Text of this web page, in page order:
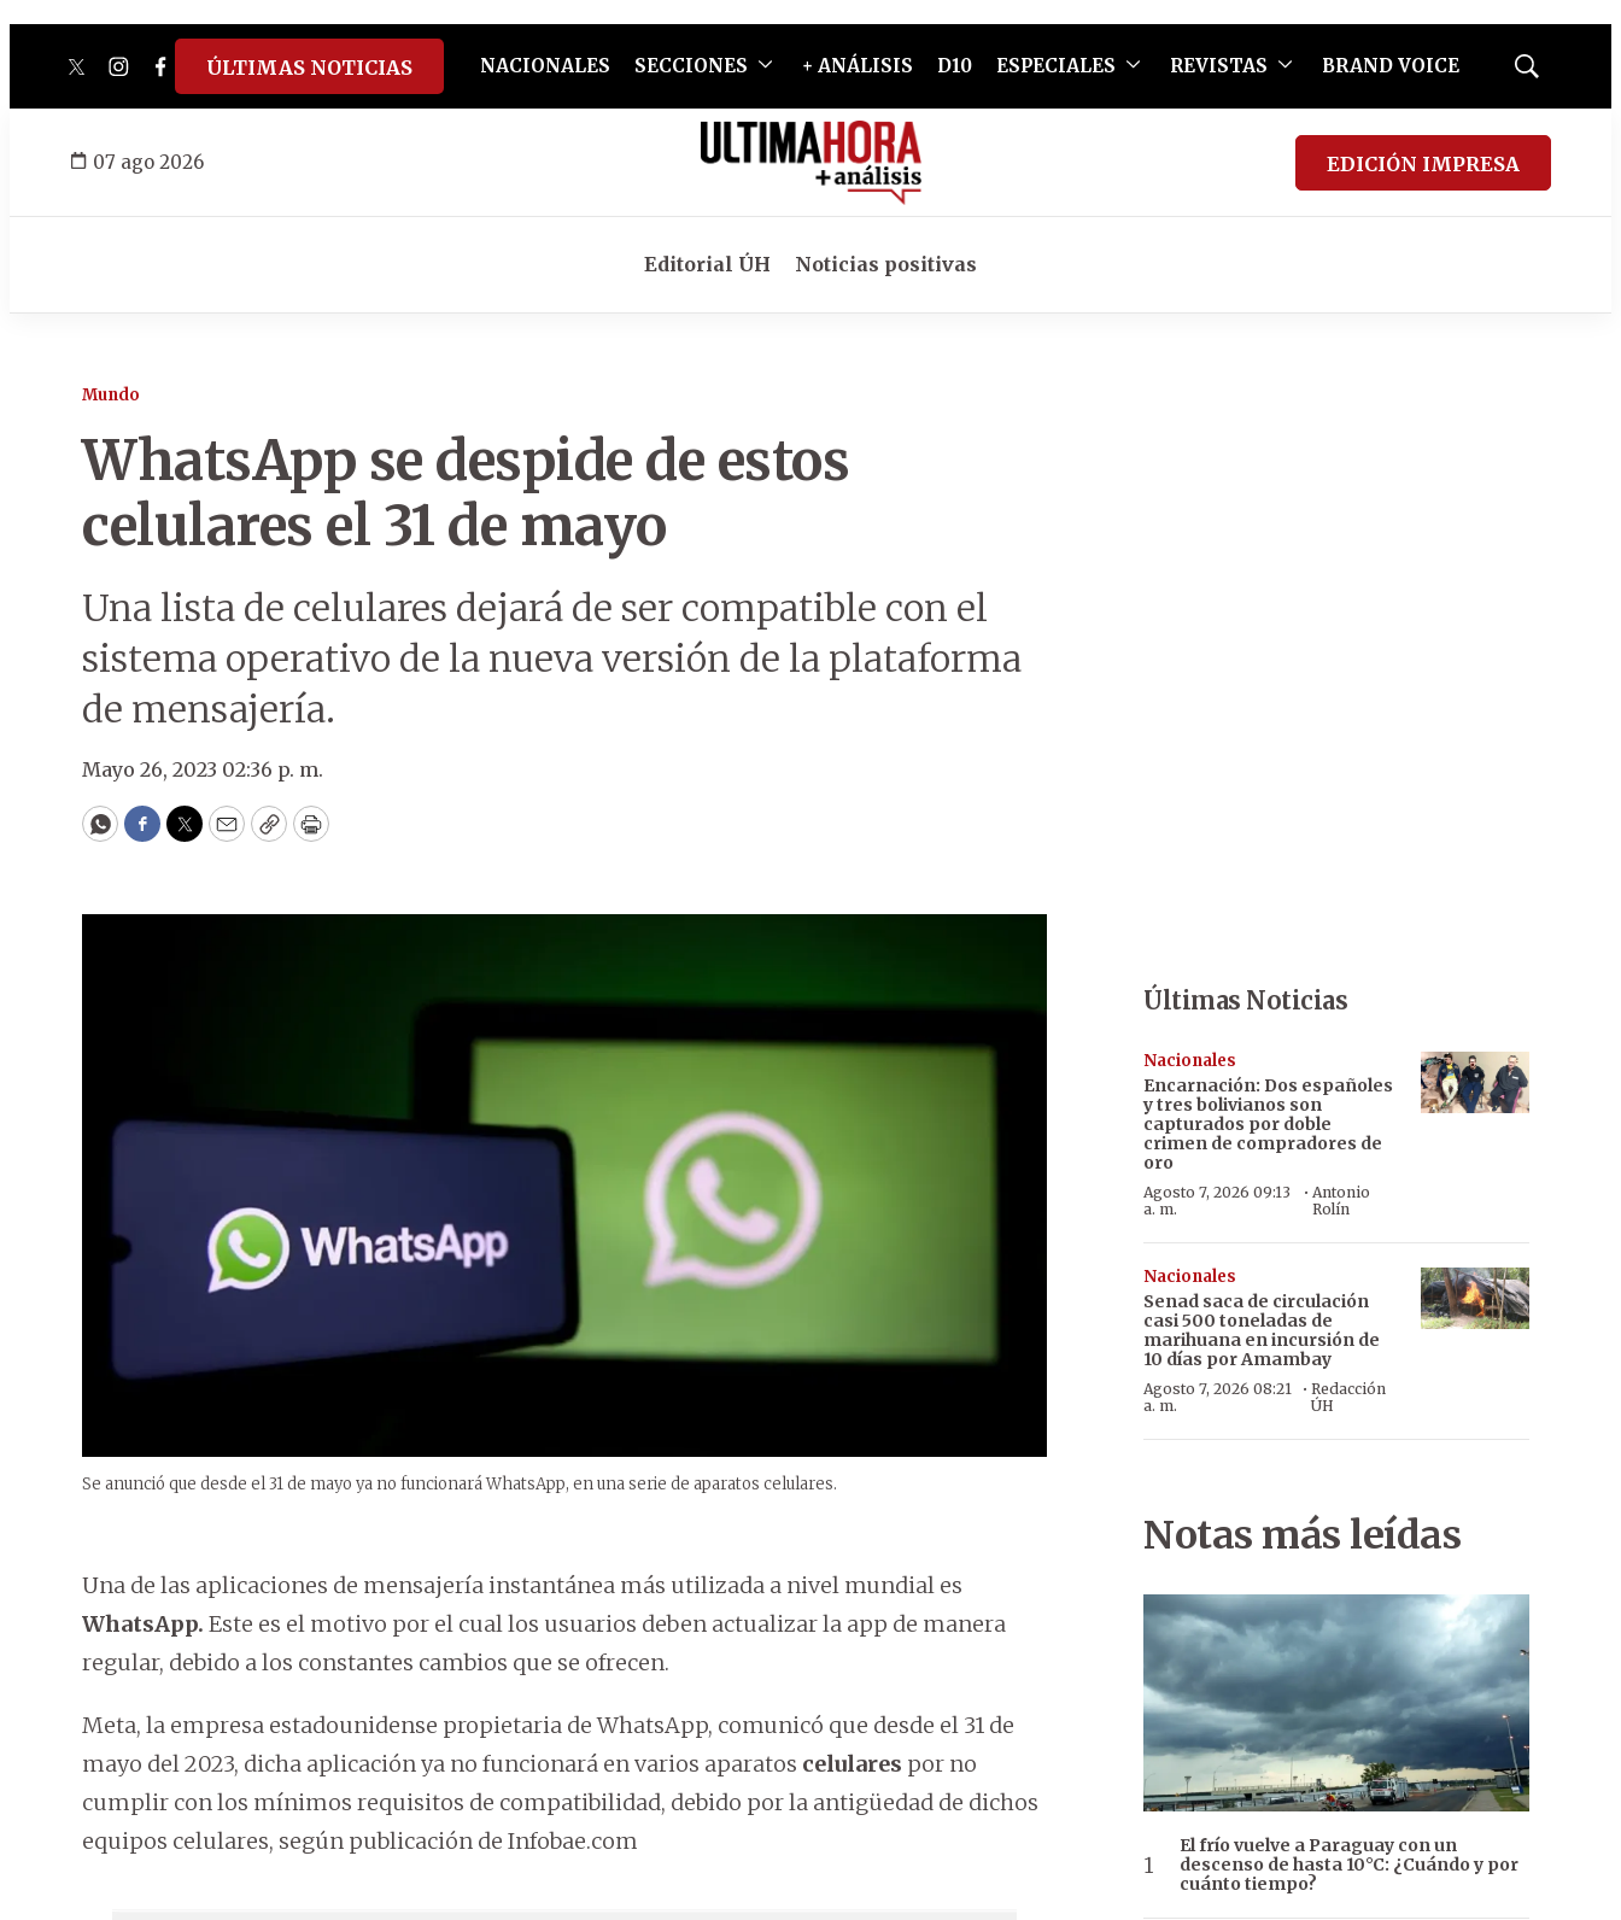
twitterinstagram
facebook
tiktokyoutube
spotify
ÚLTIMAS NOTICIAS NACIONALES SECCIONES + ANÁLISIS D10 ESPECIALES REVISTAS BRAND VOICE
Mostrar
07 ago 2026 EDICIÓN IMPRESA
Editorial ÚH Noticias positivas
Mundo
WhatsApp se despide de estos
celulares el 31 de mayo
Una lista de celulares dejará de ser compatible con el
sistema operativo de la nueva versión de la plataforma
de mensajería.
Mayo 26, 2023 02:36 p. m.
WhatsApp
Facebook
Twitter
EmailCopyPrint
Se anunció que desde el 31 de mayo ya no funcionará WhatsApp, en una serie de aparatos celulares.
Una de las aplicaciones de mensajería instantánea más utilizada a nivel mundial es
WhatsApp. Este es el motivo por el cual los usuarios deben actualizar la app de manera
regular, debido a los constantes cambios que se ofrecen.
Meta, la empresa estadounidense propietaria de WhatsApp, comunicó que desde el 31 de
mayo del 2023, dicha aplicación ya no funcionará en varios aparatos celulares por no
cumplir con los mínimos requisitos de compatibilidad, debido por la antigüedad de dichos
equipos celulares, según publicación de Infobae.com
Últimas Noticias
Nacionales
Encarnación: Dos españoles
y tres bolivianos son
capturados por doble
crimen de compradores de
oro
Agosto 7, 2026 09:13
a. m.
·Antonio
Rolín
Nacionales
Senad saca de circulación
casi 500 toneladas de
marihuana en incursión de
10 días por Amambay
Agosto 7, 2026 08:21
a. m.
·Redacción
ÚH
Notas más leídas
El frío vuelve a Paraguay con un
descenso de hasta 10°C: ¿Cuándo y por
cuánto tiempo?